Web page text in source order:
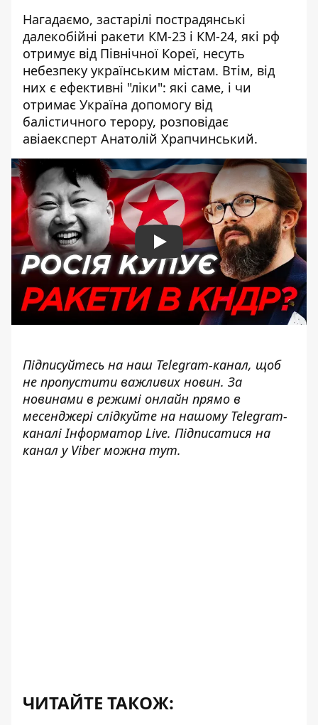
Нагадаємо, застарілі пострадянські
далекобійні ракети КМ-23 і КМ-24, які рф
отримує від Північної Кореї, несуть
небезпеку українським містам. Втім, від
них є ефективні "ліки": які саме, і чи
отримає Україна допомогу від
балістичного терору, розповідає
авіаексперт Анатолій Храпчинський.
Play
Підписуйтесь на наш Telegram-канал, щоб
не пропустити важливих новин. За
новинами в режимі онлайн прямо в
месенджері слідкуйте на нашому Telegram-
каналіІнформатор Live. Підписатися на
канал у Viber можна тут.
ЧИТАЙТЕ ТАКОЖ: